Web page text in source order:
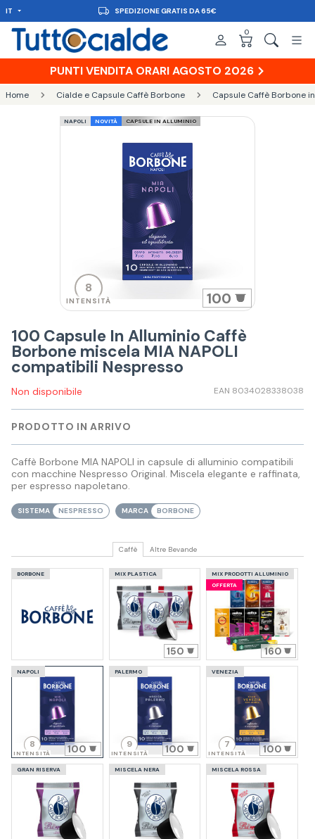
IT
0
PUNTI VENDITA ORARI AGOSTO 2026
Home Cialde e Capsule Caffè Borbone Capsule Caffè Borbone
NAPOLI NOVITÀ CAPSULE IN ALLUMINIO
8
INTENSITÀ 100
100 Capsule In Alluminio Caffè
Borbone miscela MIA NAPOLI
compatibili Nespresso
Non disponibile EAN 8034028338038
PRODOTTO IN ARRIVO
Caffè Borbone MIA NAPOLI in capsule di alluminio compatibili
con macchine Nespresso Original. Miscela elegante e raffinata,
per espresso napoletano.
SISTEMA NESPRESSO MARCA BORBONE
Caffè Altre Bevande
BORBONE MIX PLASTICA
150
MIX PRODOTTI ALLUMINIO
OFFERTA
160
NAPOLI
8
INTENSITÀ 100
PALERMO
9
INTENSITÀ 100
VENEZIA
7
INTENSITÀ 100
GRAN RISERVA MISCELA NERA MISCELA ROSSA